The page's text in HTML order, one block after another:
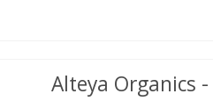
Alteya Organics